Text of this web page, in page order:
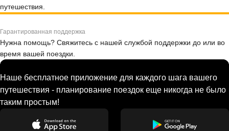
путешествия.
Гарантированная поддержка
Нужна помощь? Свяжитесь с нашей службой поддержки до или во
время вашей поездки.
Наше бесплатное приложение для каждого шага вашего
путешествия - планирование поездок еще никогда не было
таким простым!